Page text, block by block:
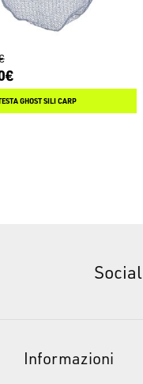
GHOST SILI CARP
Social
Informazioni